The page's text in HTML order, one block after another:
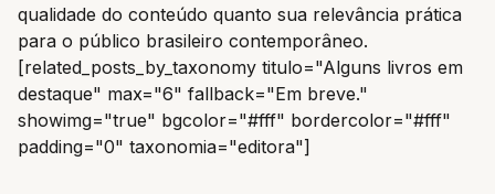
qualidade do conteúdo quanto sua relevância prática
para o público brasileiro contemporâneo.
[related_posts_by_taxonomy titulo="Alguns livros em
destaque" max="6" fallback="Em breve."
showimg="true" bgcolor="#fff" bordercolor="#fff"
padding="0" taxonomia="editora"]